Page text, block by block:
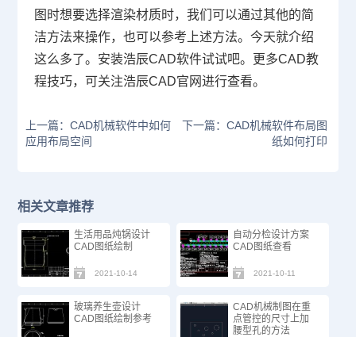
图时想要选择渲染材质时，我们可以通过其他的简
洁方法来操作，也可以参考上述方法。今天就介绍
这么多了。安装浩辰CAD软件试试吧。更多CAD教
程技巧，可关注浩辰CAD官网进行查看。
上一篇：CAD机械软件中如何
应用布局空间
下一篇：CAD机械软件布局图
纸如何打印
相关文章推荐
生活用品炖锅设计
CAD图纸绘制
2021-10-14
自动分检设计方案
CAD图纸查看
2021-10-11
玻璃养生壶设计
CAD图纸绘制参考
CAD机械制图在重
点管控的尺寸上加
腰型孔的方法